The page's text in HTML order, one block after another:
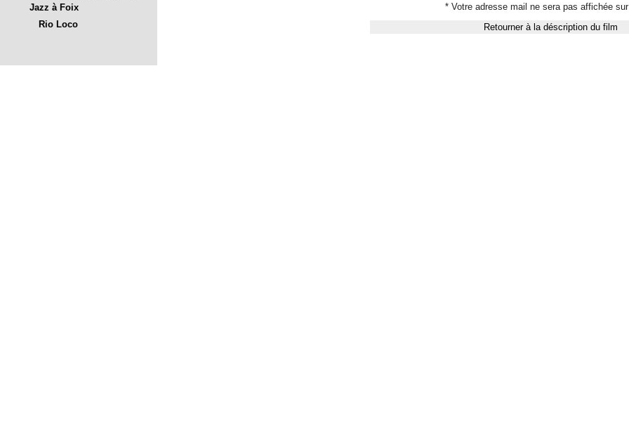
Jazz à Foix
Rio Loco
* Votre adresse mail ne sera pas affichée
Retourner à la déscription du film